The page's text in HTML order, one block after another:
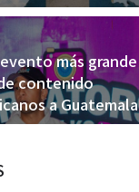
más
contenido
a Guatemala